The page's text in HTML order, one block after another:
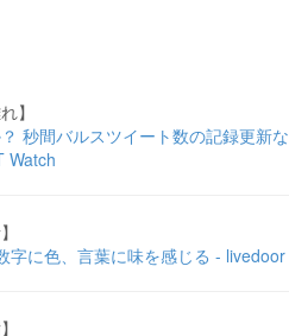
】
秒間バルスツイート数の記録更新な
Watch
字に色、言葉に味を感じる - livedoor